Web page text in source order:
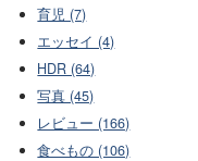
育児 (7)
エッセイ (4)
HDR (64)
写真 (45)
レビュー (166)
食べもの (106)